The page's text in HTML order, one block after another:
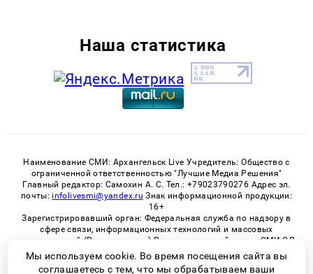
Наша статистика
Наименование СМИ: Архангельск Live Учредитель: Общество с
ограниченной ответственностью "Лучшие Медиа Решения"
Главный редактор: Самохин А. С. Тел.: +79023790276 Адрес эл.
почты: infolivesmi@yandex.ru Знак информационной продукции:
16+
Зарегистрировавший орган: Федеральная служба по надзору в
сфере связи, информационных технологий и массовых
коммуникаций (Роскомнадзор) Регистрационный номер СМИ ЭЛ
№ ФС 77 - 82533 от 21.01.2022
Мы используем cookie. Во время посещения сайта вы
соглашаетесь с тем, что мы обрабатываем ваши